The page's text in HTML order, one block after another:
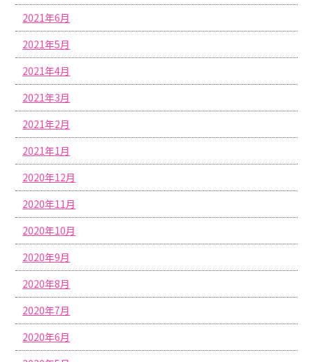
2021年6月
2021年5月
2021年4月
2021年3月
2021年2月
2021年1月
2020年12月
2020年11月
2020年10月
2020年9月
2020年8月
2020年7月
2020年6月